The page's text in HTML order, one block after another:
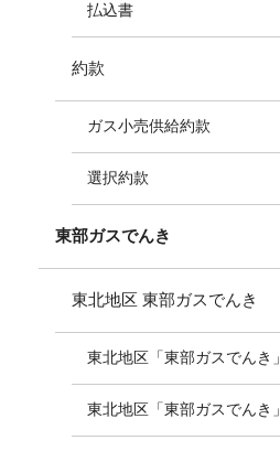
払込書
約款
ガス小売供給約款
選択約款
東部ガスでんき
東北地区 東部ガスでんき
東北地区「東部ガスでんき
東北地区「東部ガスでんき